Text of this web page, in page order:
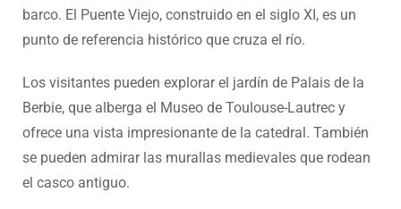
barco. El Puente Viejo, construido en el siglo XI, es un
punto de referencia histórico que cruza el río.
Los visitantes pueden explorar el jardín de Palais de la
Berbie, que alberga el Museo de Toulouse-Lautrec y
ofrece una vista impresionante de la catedral. También
se pueden admirar las murallas medievales que rodean
el casco antiguo.